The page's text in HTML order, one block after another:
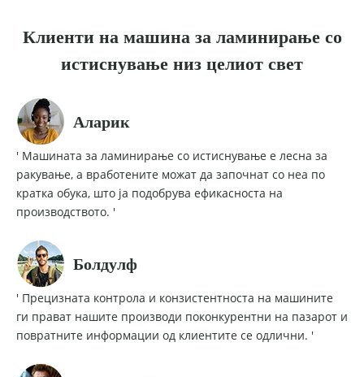
Клиенти на машина за ламинирање со
истиснување низ целиот свет
Аларик
' Машината за ламинирање со истиснување е лесна за
ракување, а вработените можат да започнат со неа по
кратка обука, што ја подобрува ефикасноста на
производството. '
Болдулф
' Прецизната контрола и конзистентноста на машините
ги прават нашите производи поконкурентни на пазарот и
повратните информации од клиентите се одлични. '